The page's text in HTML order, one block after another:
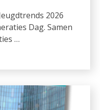
2026
Dag. Samen
…